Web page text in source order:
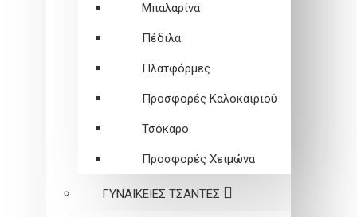
Μπαλαρίνα
Πέδιλα
Πλατφόρμες
Προσφορές Καλοκαιριού
Τσόκαρο
Προσφορές Χειμώνα
ΓΥΝΑΙΚΕΙEΣ ΤΣΑΝΤΕΣ